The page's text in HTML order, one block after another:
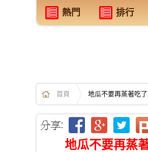
熱門 排行
首頁 地瓜不要再蒸著吃
地瓜不要再蒸